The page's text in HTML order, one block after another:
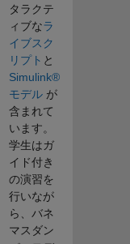
タラクテ
ィブなラ
イブスク
リプト と
Simulink®
モデルが
含まれて
います。
学生はガ
イド付き
の演習を
行いなが
ら、バネ
マスダン